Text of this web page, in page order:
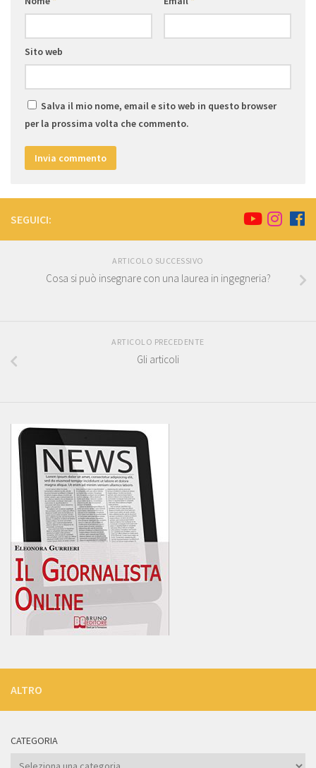
Sito web
Salva il mio nome, email e sito web in questo browser
per la prossima volta che commento.
SEGUICI:
ARTICOLO SUCCESSIVO
Cosa si può insegnare con una laurea in ingegneria?
ARTICOLO PRECEDENTE
Gli articoli
ALTRO
CATEGORIA
Categoria